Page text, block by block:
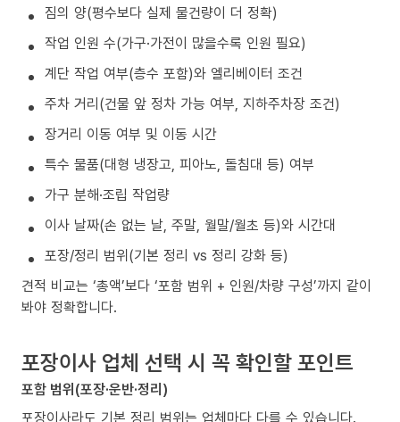
짐의 양(평수보다 실제 물건량이 더 정확)
작업 인원 수(가구·가전이 많을수록 인원 필요)
계단 작업 여부(층수 포함)와 엘리베이터 조건
주차 거리(건물 앞 정차 가능 여부, 지하주차장 조건)
장거리 이동 여부 및 이동 시간
특수 물품(대형 냉장고, 피아노, 돌침대 등) 여부
가구 분해·조립 작업량
이사 날짜(손 없는 날, 주말, 월말/월초 등)와 시간대
포장/정리 범위(기본 정리 vs 정리 강화 등)
견적 비교는 ‘총액’보다 ‘포함 범위 + 인원/차량 구성’까지 같이
봐야 정확합니다.
포장이사 업체 선택 시 꼭 확인할 포인트
포함 범위(포장·운반·정리)
포장이사라도 기본 정리 범위는 업체마다 다를 수 있습니다.